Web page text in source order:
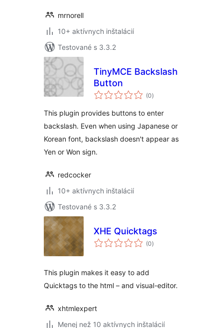
mrnorell
10+ aktívnych inštalácií
Testované s 3.3.2
TinyMCE Backslash
Button
(0celkové
hodnotenie
)
This plugin provides buttons to enter
backslash. Even when using Japanese or
Korean font, backslash doesn't appear as
Yen or Won sign.
redcocker
10+ aktívnych inštalácií
Testované s 3.3.2
XHE Quicktags
(0celkové
hodnotenie
)
This plugin makes it easy to add
Quicktags to the html – and visual-editor.
xhtmlexpert
Menej než 10 aktívnych inštalácií